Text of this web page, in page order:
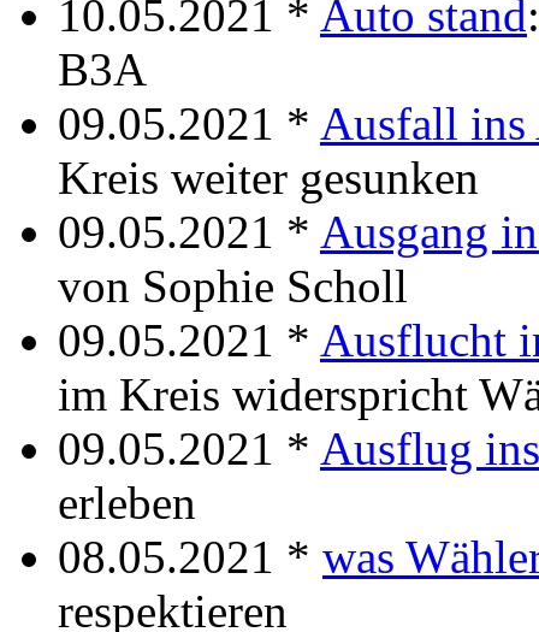
10.05.2021 * Auto stand
B3A
09.05.2021 * Ausfall ins
Kreis weiter gesunken
09.05.2021 * Ausgang
von Sophie Scholl
09.05.2021 * Ausflucht
im Kreis widerspricht
09.05.2021 * Ausflug
erleben
08.05.2021 * was
respektieren